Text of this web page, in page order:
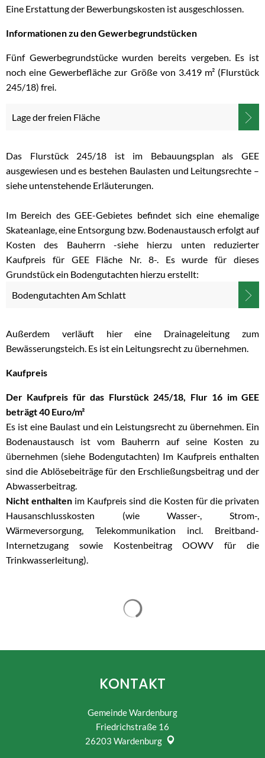
Eine Erstattung der Bewerbungskosten ist ausgeschlossen.
Informationen zu den Gewerbegrundstücken
Fünf Gewerbegrundstücke wurden bereits vergeben. Es ist
noch eine Gewerbefläche zur Größe von 3.419 m² (Flurstück
245/18) frei.
Lage der freien Fläche
Das Flurstück 245/18 ist im Bebauungsplan als GEE
ausgewiesen und es bestehen Baulasten und Leitungsrechte –
siehe untenstehende Erläuterungen.
Im Bereich des GEE-Gebietes befindet sich eine ehemalige
Skateanlage, eine Entsorgung bzw. Bodenaustausch erfolgt auf
Kosten des Bauherrn -siehe hierzu unten reduzierter
Kaufpreis für GEE Fläche Nr. 8-. Es wurde für dieses
Grundstück ein Bodengutachten hierzu erstellt:
Bodengutachten Am Schlatt
Außerdem verläuft hier eine Drainageleitung zum
Bewässerungsteich. Es ist ein Leitungsrecht zu übernehmen.
Kaufpreis
Der Kaufpreis für das Flurstück 245/18, Flur 16 im GEE
beträgt 40 Euro/m²
Es ist eine Baulast und ein Leistungsrecht zu übernehmen. Ein
Bodenaustausch ist vom Bauherrn auf seine Kosten zu
übernehmen (siehe Bodengutachten) Im Kaufpreis enthalten
sind die Ablösebeiträge für den Erschließungsbeitrag und der
Abwasserbeitrag.
Nicht enthalten im Kaufpreis sind die Kosten für die privaten
Hausanschlusskosten (wie Wasser-, Strom-,
Wärmeversorgung, Telekommunikation incl. Breitband-
Internetzugang sowie Kostenbeitrag OOWV für die
Trinkwasserleitung).
KONTAKT
Gemeinde Wardenburg
Friedrichstraße 16
26203 Wardenburg